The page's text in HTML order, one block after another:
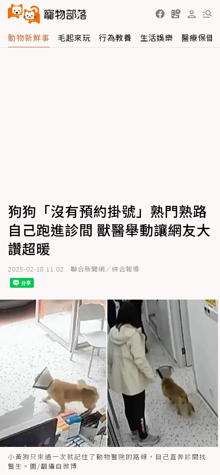
動物新鮮事 毛起來玩 行為教養 生活娛樂 醫療保健
狗狗「沒有預約掛號」熟門熟路
自己跑進診間 獸醫舉動讓網友大
讚超暖
2025-02-18 11:02 聯合新聞網／綜合報導
小黃狗只來過一次就記住了動物醫院的路線，自己直奔診間找
醫生。圖/翻攝自微博